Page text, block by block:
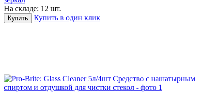
На складе: 12 шт.
Купить Купить в один клик